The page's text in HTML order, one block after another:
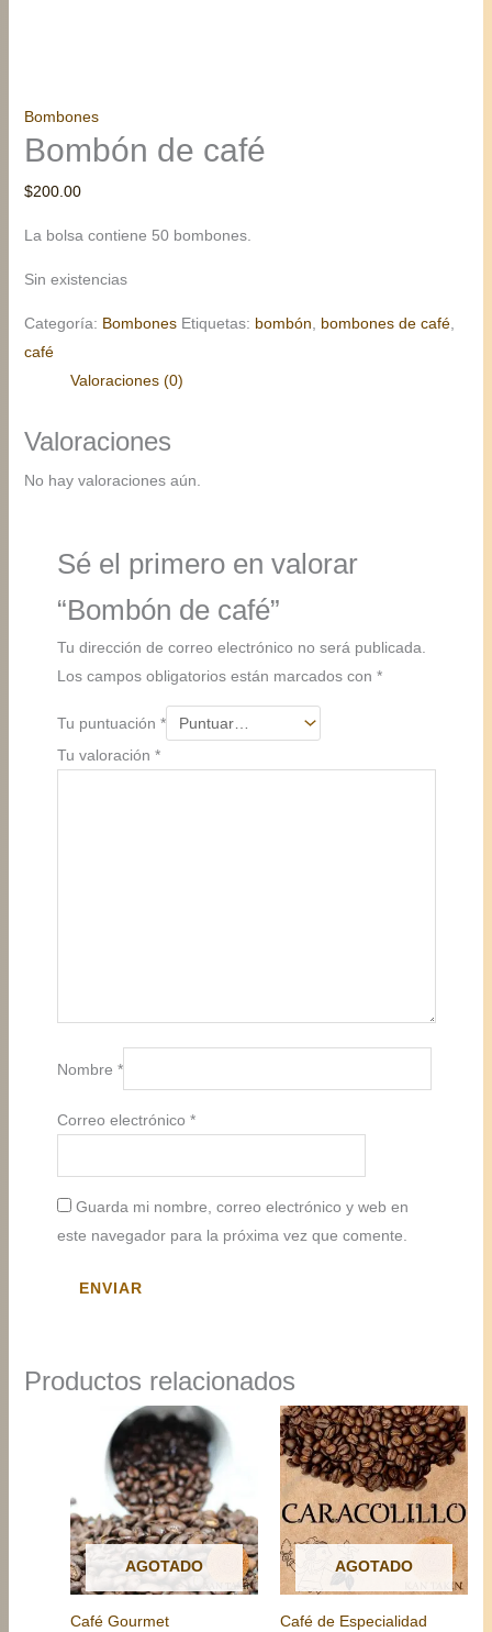
Bombones
Bombón de café
$200.00
La bolsa contiene 50 bombones.
Sin existencias
Categoría: Bombones Etiquetas: bombón, bombones de café,
café
Valoraciones (0)
Valoraciones
No hay valoraciones aún.
Sé el primero en valorar
“Bombón de café”
Tu dirección de correo electrónico no será publicada.
Los campos obligatorios están marcados con *
Tu puntuación *
Tu valoración *
Nombre *
Correo electrónico *
Guarda mi nombre, correo electrónico y web en
este navegador para la próxima vez que comente.
Productos relacionados
AGOTADO
Café Gourmet
AGOTADO
Café de Especialidad